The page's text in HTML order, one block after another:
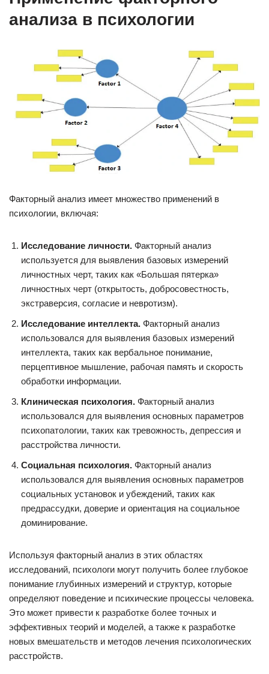
анализа в психологии
Факторный анализ имеет множество применений в
психологии, включая:
Исследование личности. Факторный анализ
используется для выявления базовых измерений
личностных черт, таких как «Большая пятерка»
личностных черт (открытость, добросовестность,
экстраверсия, согласие и невротизм).
Исследование интеллекта. Факторный анализ
использовался для выявления базовых измерений
интеллекта, таких как вербальное понимание,
перцептивное мышление, рабочая память и скорость
обработки информации.
Клиническая психология. Факторный анализ
использовался для выявления основных параметров
психопатологии, таких как тревожность, депрессия и
расстройства личности.
Социальная психология. Факторный анализ
использовался для выявления основных параметров
социальных установок и убеждений, таких как
предрассудки, доверие и ориентация на социальное
доминирование.
Используя факторный анализ в этих областях
исследований, психологи могут получить более глубокое
понимание глубинных измерений и структур, которые
определяют поведение и психические процессы человека.
Это может привести к разработке более точных и
эффективных теорий и моделей, а также к разработке
новых вмешательств и методов лечения психологических
расстройств.